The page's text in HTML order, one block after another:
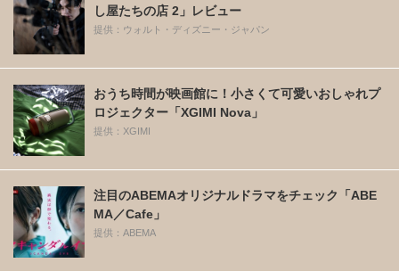
し屋たちの店 2」レビュー
提供：ウォルト・ディズニー・ジャパン
おうち時間が映画館に！小さくて可愛いおしゃれプ
ロジェクター「XGIMI Nova」
提供：XGIMI
注目のABEMAオリジナルドラマをチェック「ABE
MA／Cafe」
提供：ABEMA